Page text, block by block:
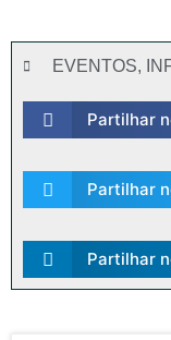
EVENTOS,
Partilhar
Partilhar
Partilhar